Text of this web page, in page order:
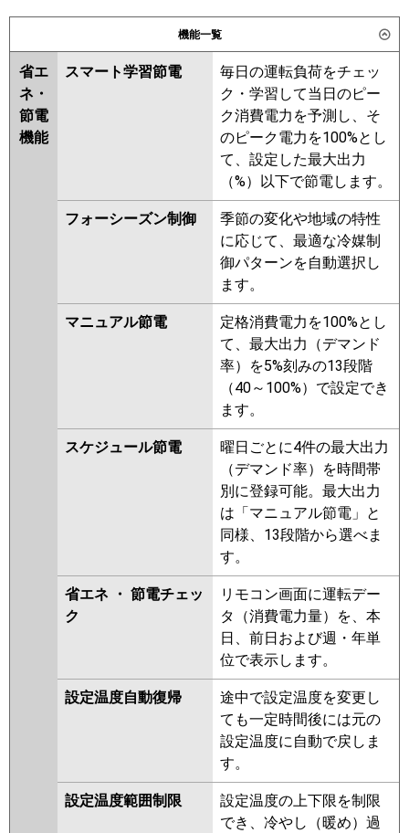
三菱重工 FDEZ1606H6S
パナソニック PA-P160T7GNC PA-P160T7GNCX
PA-P160T7GC
RCXA16043MUB
RCXA16043XU RCXA16033X
RCXA16033M RCXA16012M
RCXA16012X
三菱電機 PCZ-ZRMP160KL5
PCZ-
ZRMP160K5 PCZ-ZRMP160K4
PCZ-ZRMP160KL4
PCZ-
ZRMP160K3 PCZ-ZRMP160KL3
PCZ-ZRMP160K2
PCZ-
ZRMP160KL2 PCZ-ZRMP160KZ
PCZ-ZRMP160KLZ
ZRMP160KY PCZ-ZRMP160KLY
PCZ-ZRMP160KV PCZ-
ZRMP160KLV
PCZ-ZRMP160KR
PCZ-ZRMP160KLR
RPC-GP160RGH8
GP160RGH7 RPC-GP160RGH6
RPC-GP160RGH5 RPC-
GP160RGH4 RPC-GP160RGH3
RPC-AP160GH7 RPC-GP160RGH2
RPC-AP160GH6 RPC-
GP160RGH1
三菱重工 FDEZ1605H5SA FDEZ1605H5S
パナソニック PA-P160T7GNBX PA-P160T7GNB
PA-P160T7GB PA-P160T7G PA-
P160T7GN PA-P160VK6GNB
P160T6GB PA-P160T6GNB PA-
P160VK6GN PA-P160T6GA PA-
P160T6GN1
機能一覧
省エ
ネ・
節電
機能
スマート学習節電
毎日の運転負荷をチェッ
ク・学習して当日のピー
ク消費電力を予測し、そ
のピーク電力を100%とし
て、設定した最大出力
（%）以下で節電します。
フォーシーズン制御
季節の変化や地域の特性
に応じて、最適な冷媒制
御パターンを自動選択し
ます。
マニュアル節電
定格消費電力を100%とし
て、最大出力（デマンド
率）を5%刻みの13段階
（40～100%）で設定でき
ます。
スケジュール節電
曜日ごとに4件の最大出力
（デマンド率）を時間帯
別に登録可能。最大出力
は「マニュアル節電」と
同様、13段階から選べま
す。
省エネ ・ 節電チェッ
ク
リモコン画面に運転デー
タ（消費電力量）を、本
日、前日および週・年単
位で表示します。
設定温度自動復帰
途中で設定温度を変更し
ても一定時間後には元の
設定温度に自動で戻しま
す。
設定温度範囲制限
設定温度の上下限を制限
でき、冷やし（暖め）過